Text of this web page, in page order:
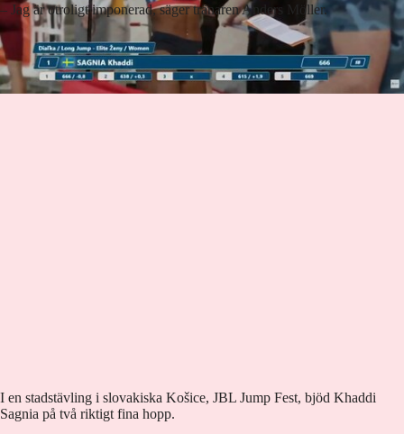
– Jag är otroligt imponerad, säger tränaren Anders Möller.
I en stadstävling i slovakiska Košice, JBL Jump Fest, bjöd Khaddi
Sagnia på två riktigt fina hopp.